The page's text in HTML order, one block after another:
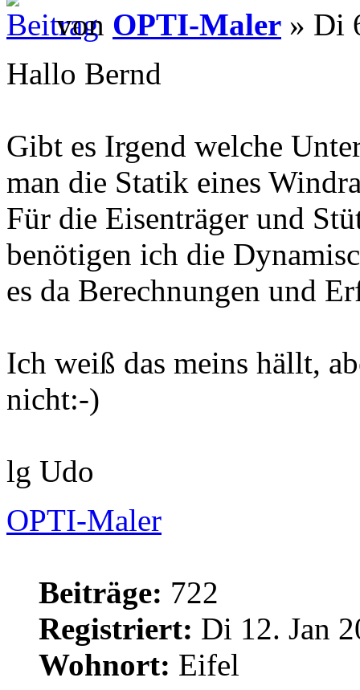
von OPTI-Maler » Di
Hallo Bernd
Gibt es Irgend welche
man die Statik eines
Für die Eisenträger und
benötigen ich die
es da Berechnungen und
Ich weiß das meins hällt,
nicht:-)
lg Udo
OPTI-Maler
Beiträge: 722
Registriert: Di 12. Jan
Wohnort: Eifel